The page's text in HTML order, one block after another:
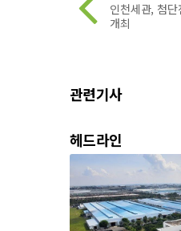
인천세관, 첨
개최
관련기사
헤드라인